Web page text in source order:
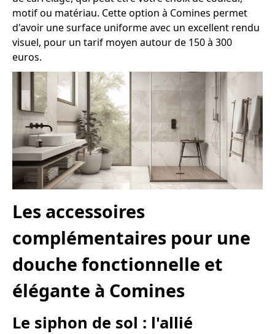
motif ou matériau. Cette option à Comines permet
d'avoir une surface uniforme avec un excellent rendu
visuel, pour un tarif moyen autour de 150 à 300
euros.
Les accessoires
complémentaires pour une
douche fonctionnelle et
élégante à Comines
Le siphon de sol : l'allié